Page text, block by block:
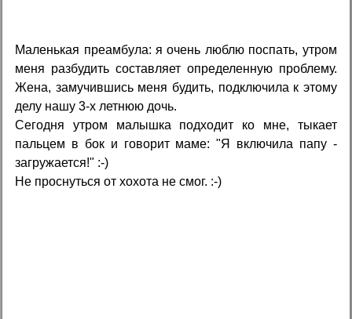
Маленькая преамбула: я очень люблю поспать, утром
меня разбудить составляет определенную проблему.
Жена, замучившись меня будить, подключила к этому
делу нашу 3-х летнюю дочь.
Сегодня утром малышка подходит ко мне, тыкает
пальцем в бок и говорит маме: "Я включила папу -
загружается!" :-)
Не проснуться от хохота не смог. :-)